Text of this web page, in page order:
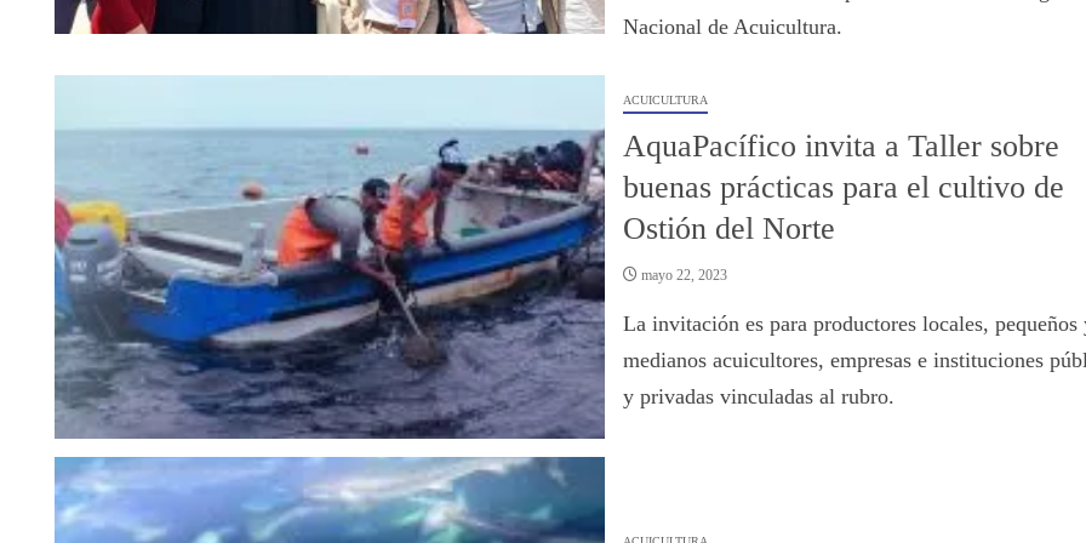
Nacional de Acuicultura.
ACUICULTURA
AquaPacífico invita a Taller sobre
buenas prácticas para el cultivo de
Ostión del Norte
mayo 22, 2023
La invitación es para productores locales, pequeños
medianos acuicultores, empresas e instituciones
y privadas vinculadas al rubro.